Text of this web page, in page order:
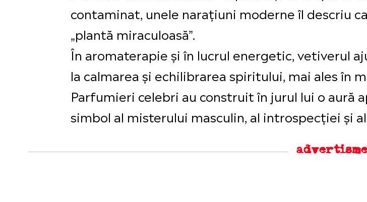
contaminat, unele narațiuni moderne îl descriu
„plantă miraculoasă”.
În aromaterapie și în lucrul energetic, vetiverul
la calmarea și echilibrarea spiritului, mai ales în
Parfumieri celebri au construit în jurul lui o aură
simbol al misterului masculin, al introspecției și